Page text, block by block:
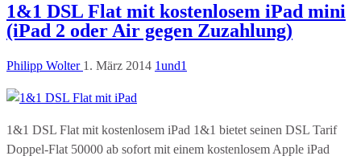
1&1 DSL Flat mit kostenlosem iPad mini
(iPad 2 oder Air gegen Zuzahlung)
Philipp Wolter 1. März 2014 1und1
1&1 DSL Flat mit kostenlosem iPad 1&1 bietet seinen DSL Tarif
Doppel-Flat 50000 ab sofort mit einem kostenlosem Apple iPad